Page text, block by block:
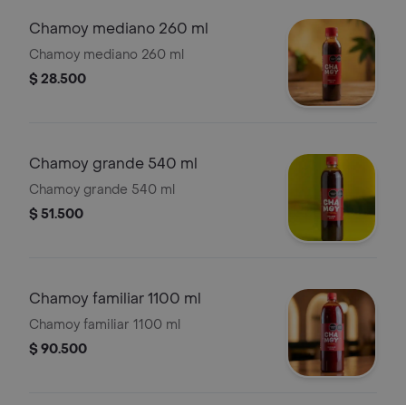
Chamoy mediano 260 ml
Chamoy mediano 260 ml
$ 28.500
Chamoy grande 540 ml
Chamoy grande 540 ml
$ 51.500
Chamoy familiar 1100 ml
Chamoy familiar 1100 ml
$ 90.500